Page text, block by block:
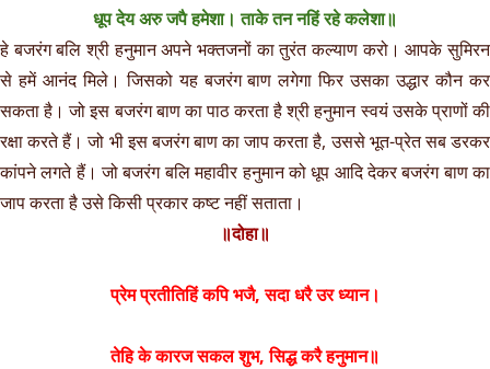
धूप देय अरु जपै हमेशा। ताके तन नहिं रहे कलेशा॥
हे बजरंग बलि श्री हनुमान अपने भक्तजनों का तुरंत कल्याण करो। आपके सुमिरन
से हमें आनंद मिले। जिसको यह बजरंग बाण लगेगा फिर उसका उद्धार कौन कर
सकता है। जो इस बजरंग बाण का पाठ करता है श्री हनुमान स्वयं उसके प्राणों की
रक्षा करते हैं। जो भी इस बजरंग बाण का जाप करता है, उससे भूत-प्रेत सब डरकर
कांपने लगते हैं। जो बजरंग बलि महावीर हनुमान को धूप आदि देकर बजरंग बाण का
जाप करता है उसे किसी प्रकार कष्ट नहीं सताता।
॥दोहा॥
प्रेम प्रतीतिहिं कपि भजै, सदा धरै उर ध्यान।
तेहि के कारज सकल शुभ, सिद्ध करै हनुमान॥